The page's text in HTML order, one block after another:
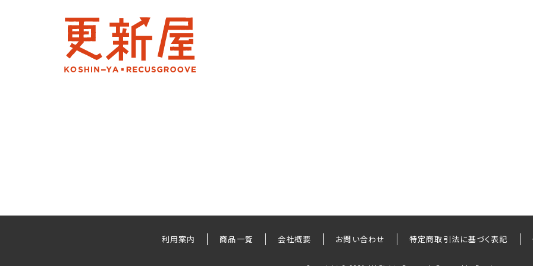
利用案内 商品一覧 会社概要 お問い合わせ 特定商取引法に基づく表記